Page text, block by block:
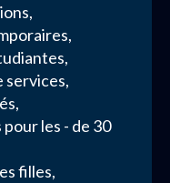
services,
les - de 30
filles,